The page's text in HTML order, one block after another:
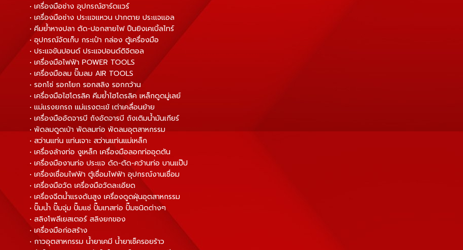
• เครื่องมือช่าง อุปกรณ์ฮาร์ดแวร์
• เครื่องมือช่าง ประแจแหวน ปากตาย ประแจแอล
• คีมย้ำหางปลา ตัด-ปอกสายไฟ ปืนยิงเคเบิ้ลไทร์
• อุปกรณ์จัดเก็บ กระเป๋า กล่อง ตู้เครื่องมือ
• ประแจขันปอนด์ ประแจปอนด์ดิจิตอล
• เครื่องมือไฟฟ้า POWER TOOLS
• เครื่องมือลม ปั๊มลม AIR TOOLS
• รอกโซ่ รอกโยก รอกสลิง รอกกว้าน
• เครื่องมือไฮโดรลิค คีมย้ำไฮโดรลิค เหล็กดูดมู่เลย์
• แม่แรงยกรถ แม่แรงตะเข้ เต่าเคลื่อนย้าย
• เครื่องมืออัดจารบี ถังอัดจารบี ถังเติมน้ำมันเกียร์
• พัดลมดูดเป่า พัดลมท่อ พัดลมอุตสาหกรรม
• สว่านแท่น แท่นเจาะ สว่านแท่นแม่เหล็ก
• เครื่องล้างท่อ งูเหล็ก เครื่องมือลอกท่ออุดตัน
• เครื่องมืองานท่อ ประแจ ดัด-ตัด-คว้านท่อ บานแป๊ป
• เครื่องเชื่อมไฟฟ้า ตู้เชื่อมไฟฟ้า อุปกรณ์งานเชื่อม
• เครื่องมือวัด เครื่องมือวัดละเอียด
• เครื่องฉีดน้ำแรงดันสูง เครื่องดูดฝุ่นอุตสาหกรรม
• ปั๊มน้ำ ปั๊มจุ่ม ปั๊มแช่ ปั๊มเทสท่อ ปั๊มชนิดต่างๆ
• สลิงโพลีเยสเตอร์ สลิงยกของ
• เครื่องมือก่อสร้าง
• กาวอุตสาหกรรม น้ำยาเคมี น้ำยาเช็ครอยร้าว